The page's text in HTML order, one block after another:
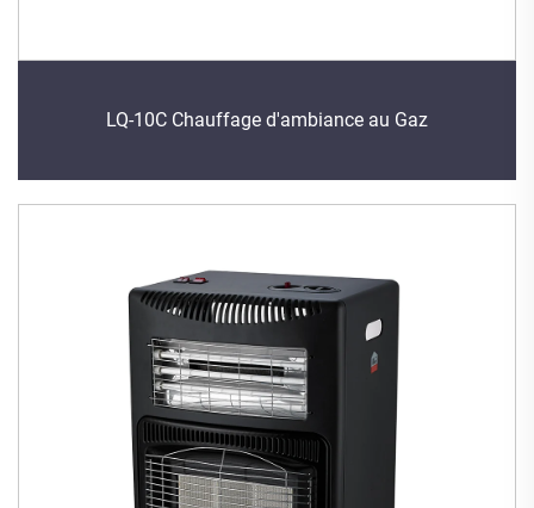
LQ-10C Chauffage d'ambiance au Gaz